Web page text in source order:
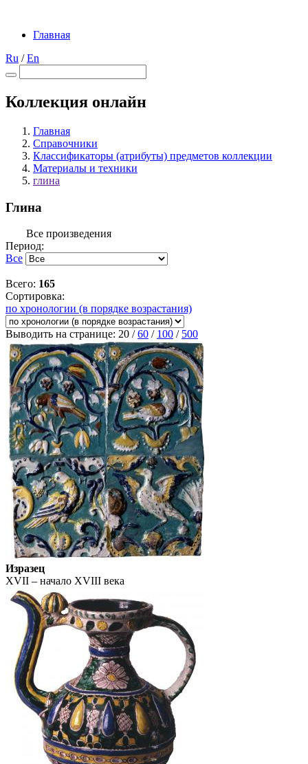
Главная
Ru /En
Коллекция онлайн
Главная
Справочники
Классификаторы (атрибуты) предметов коллекции
Материалы и техники
глина
Глина
Все произведения
Период:
Все
Всего: 165
Сортировка:
по хронологии (в порядке возрастания)
Выводить на странице: 20 /60 / 100 / 500
Изразец
XVII – начало XVIII века